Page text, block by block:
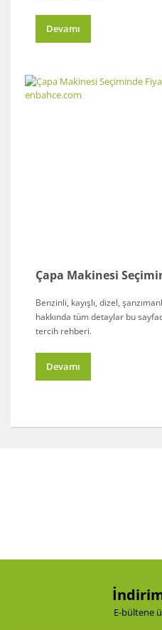
Devamı
Benzinli, kayışlı, dizel,
hakkında tüm detaylar bu
tercih rehberi.
Devamı
E-bültene